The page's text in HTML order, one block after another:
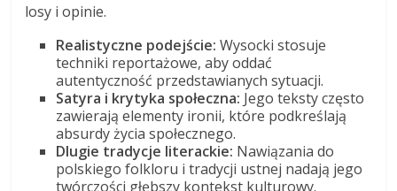
losy i opinie.
Realistyczne podejście: Wysocki stosuje
techniki reportażowe, aby oddać
autentyczność przedstawianych sytuacji.
Satyra i krytyka społeczna: Jego teksty często
zawierają elementy ironii, które podkreślają
absurdy życia społecznego.
Dlugie tradycje literackie: Nawiązania do
polskiego folkloru i tradycji ustnej nadają jego
twórczości głębszy kontekst kulturowy.